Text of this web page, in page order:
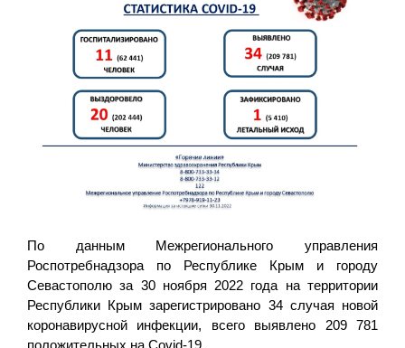
По данным Межрегионального управления
Роспотребнадзора по Республике Крым и городу
Севастополю за 30 ноября 2022 года на территории
Республики Крым зарегистрировано 34 случая новой
коронавирусной инфекции, всего выявлено 209 781